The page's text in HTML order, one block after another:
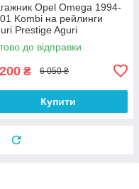
Opel Omega 1994-
Kombi на рейлинги
Prestige Aguri
до відправки
₴ 6 050 ₴
Купити